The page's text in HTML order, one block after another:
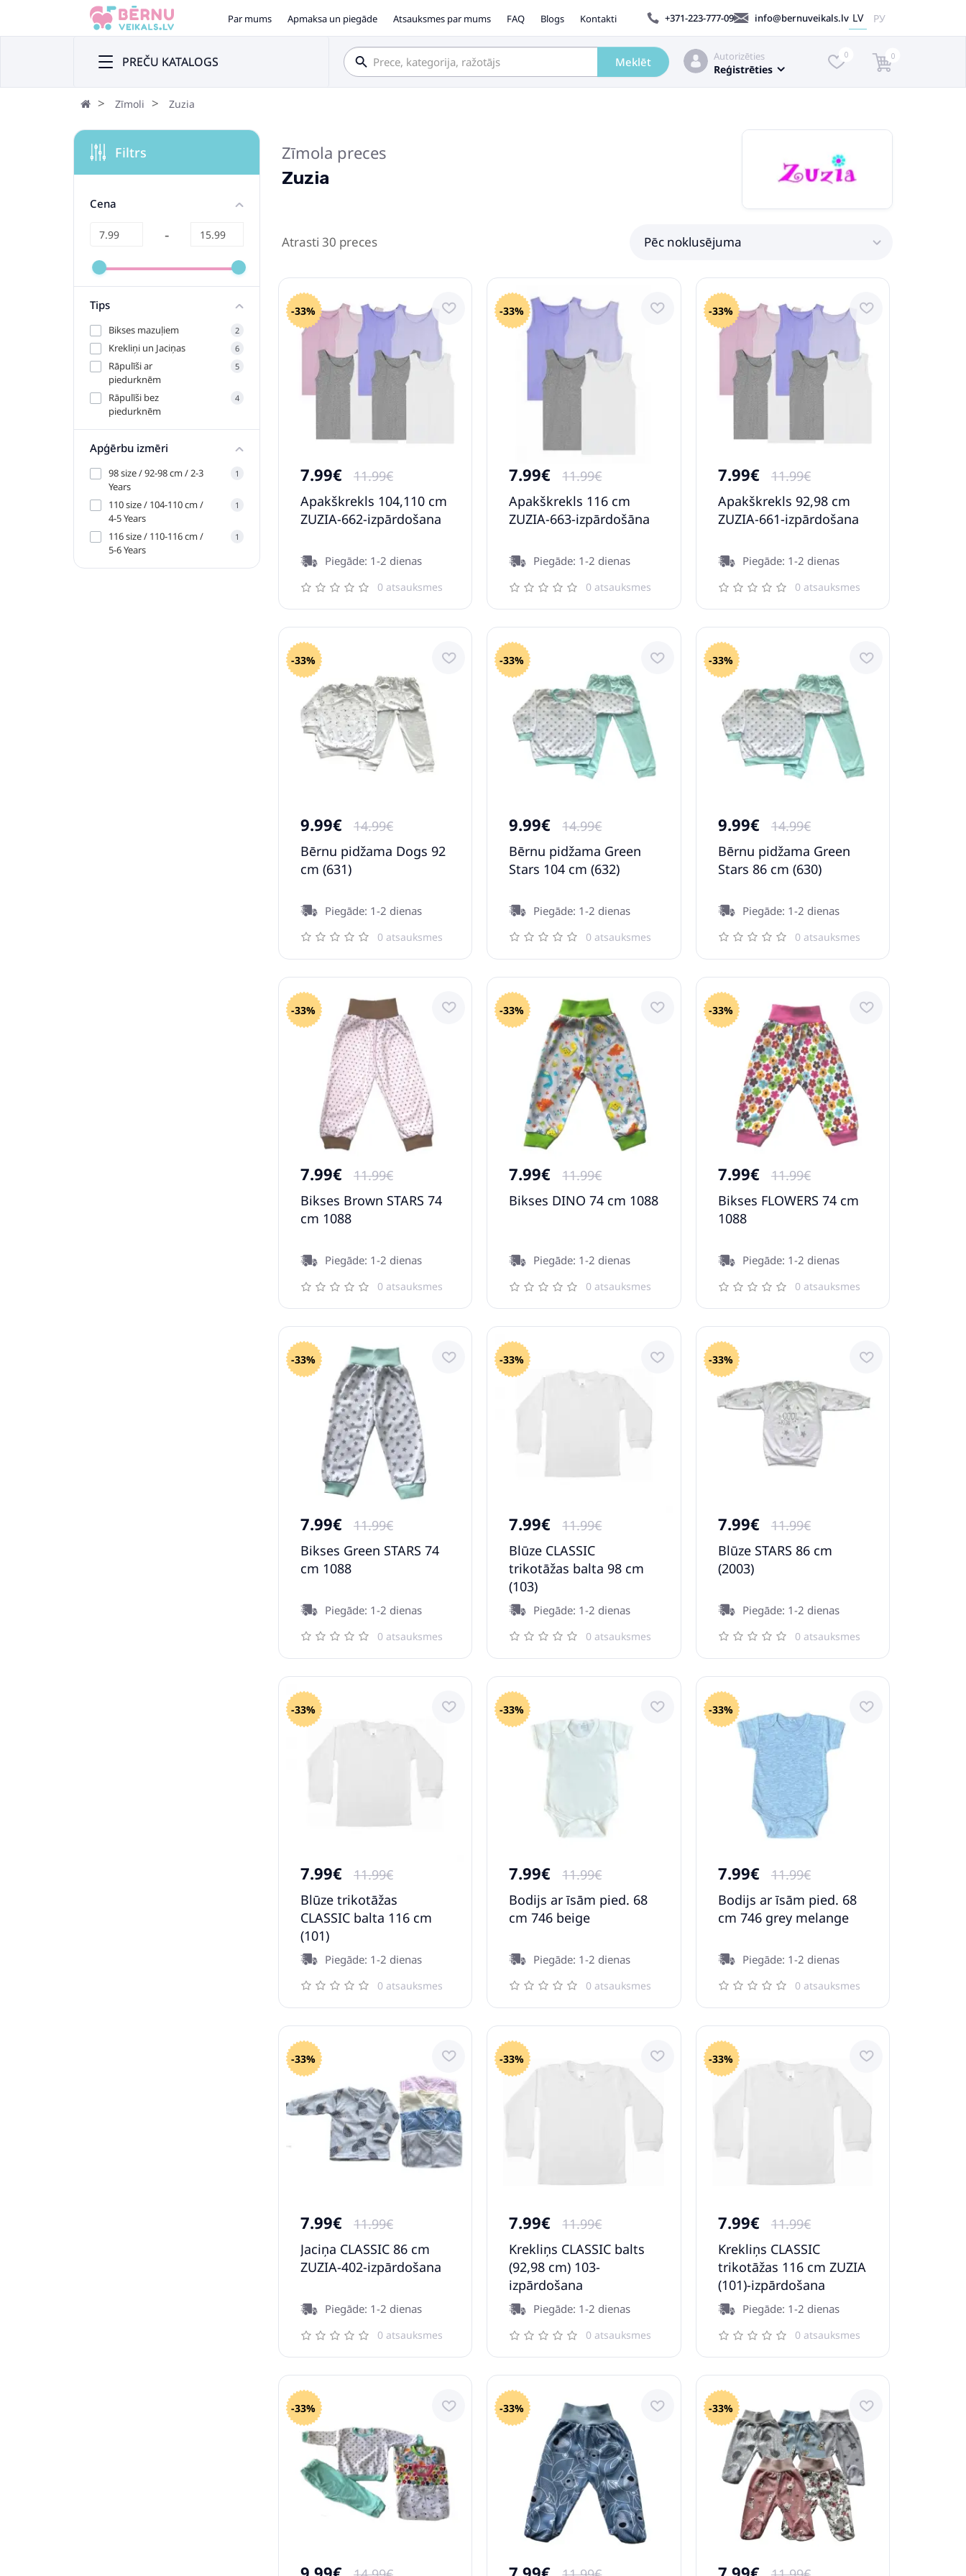
Par mums Apmaksa un piegāde Atsauksmes par mums FAQ Blogs Kontakti +371-223-777-09 info@bernuveikals.lv LV РУ
PREČU KATALOGS Meklēt Autorizēties
Reģistrēties
0 0
Zīmoli Zuzia
Filtrs
Cena
-
Tips
Bikses mazuļiem 2
Krekliņi un Jaciņas 6
Rāpulīši ar
piedurknēm
5
Rāpulīši bez
piedurknēm
4
Apģērbu izmēri
98 size / 92-98 cm / 2-3
Years
1
110 size / 104-110 cm /
4-5 Years
1
116 size / 110-116 cm /
5-6 Years
1
Zīmola preces
Zuzia
Atrasti 30 preces Pēc noklusējuma
-33%
7.99€
11.99€
Apakškrekls 104,110 cm
ZUZIA-662-izpārdošana
Piegāde: 1-2 dienas
0 atsauksmes
-33%
7.99€
11.99€
Apakškrekls 116 cm
ZUZIA-663-izpārdošāna
Piegāde: 1-2 dienas
0 atsauksmes
-33%
7.99€
11.99€
Apakškrekls 92,98 cm
ZUZIA-661-izpārdošana
Piegāde: 1-2 dienas
0 atsauksmes
-33%
9.99€
14.99€
Bērnu pidžama Dogs 92
cm (631)
Piegāde: 1-2 dienas
0 atsauksmes
-33%
9.99€
14.99€
Bērnu pidžama Green
Stars 104 cm (632)
Piegāde: 1-2 dienas
0 atsauksmes
-33%
9.99€
14.99€
Bērnu pidžama Green
Stars 86 cm (630)
Piegāde: 1-2 dienas
0 atsauksmes
-33%
7.99€
11.99€
Bikses Brown STARS 74
cm 1088
Piegāde: 1-2 dienas
0 atsauksmes
-33%
7.99€
11.99€
Bikses DINO 74 cm 1088
Piegāde: 1-2 dienas
0 atsauksmes
-33%
7.99€
11.99€
Bikses FLOWERS 74 cm
1088
Piegāde: 1-2 dienas
0 atsauksmes
-33%
7.99€
11.99€
Bikses Green STARS 74
cm 1088
Piegāde: 1-2 dienas
0 atsauksmes
-33%
7.99€
11.99€
Blūze CLASSIC
trikotāžas balta 98 cm
(103)
Piegāde: 1-2 dienas
0 atsauksmes
-33%
7.99€
11.99€
Blūze STARS 86 cm
(2003)
Piegāde: 1-2 dienas
0 atsauksmes
-33%
7.99€
11.99€
Blūze trikotāžas
CLASSIC balta 116 cm
(101)
Piegāde: 1-2 dienas
0 atsauksmes
-33%
7.99€
11.99€
Bodijs ar īsām pied. 68
cm 746 beige
Piegāde: 1-2 dienas
0 atsauksmes
-33%
7.99€
11.99€
Bodijs ar īsām pied. 68
cm 746 grey melange
Piegāde: 1-2 dienas
0 atsauksmes
-33%
7.99€
11.99€
Jaciņa CLASSIC 86 cm
ZUZIA-402-izpārdošana
Piegāde: 1-2 dienas
0 atsauksmes
-33%
7.99€
11.99€
Krekliņs CLASSIC balts
(92,98 cm) 103-
izpārdošana
Piegāde: 1-2 dienas
0 atsauksmes
-33%
7.99€
11.99€
Krekliņs CLASSIC
trikotāžas 116 cm ZUZIA
(101)-izpārdošana
Piegāde: 1-2 dienas
0 atsauksmes
-33% -33% -33%